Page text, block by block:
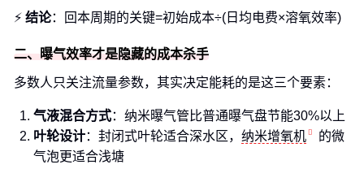
⚡ 结论：回本周期的关键=初始成本÷(日均电费×溶氧效率)
二、曝气效率才是隐藏的成本杀手
多数人只关注流量参数，其实决定能耗的是这三个要素：
气液混合方式：纳米曝气管比普通曝气盘节能30%以上
叶轮设计：封闭式叶轮适合深水区， 纳米增氧机
的微
气泡更适合浅塘